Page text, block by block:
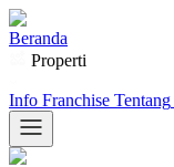
Beranda
Properti
Info Franchise Tentang